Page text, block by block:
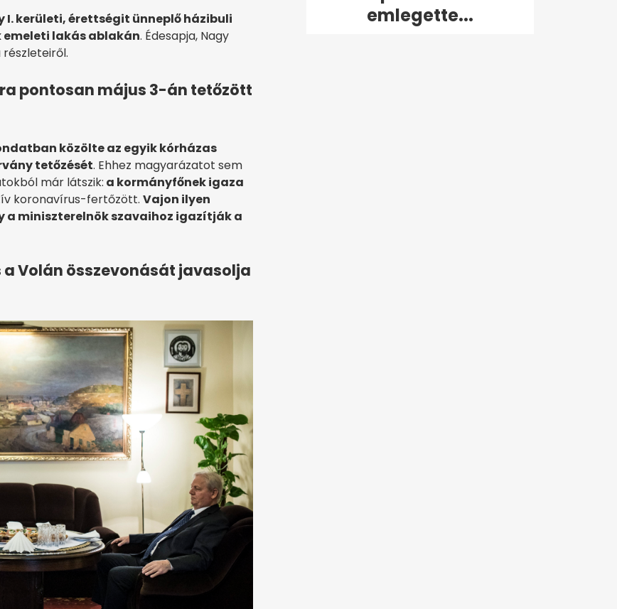
I. kerületi, érettségit ünneplő házibuli
emeleti lakás ablakán. Édesapja, Nagy
pontosan május 3-án tetőzött
közölte az egyik kórházas
tetőzését. Ehhez magyarázatot sem
már látszik: a kormányfőnek igaza
koronavírus-fertőzött. Vajon ilyen
a miniszterelnök szavaihoz igazítják a
a Volán összevonását javasolja
emlegette...